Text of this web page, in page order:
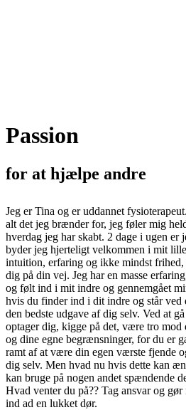
Passion
for at hjælpe andre
Jeg er Tina og er uddannet
alt det jeg brænder for, jeg føler mig
hverdag jeg har skabt. 2 dage i ugen er
byder jeg hjerteligt velkommen i mit
intuition, erfaring og ikke mindst
dig på din vej. Jeg har en masse
og følt ind i mit indre og gennemgået
hvis du finder ind i dit indre og står ved
den bedste udgave af dig selv. Ved at
optager dig, kigge på det, være tro
og dine egne begrænsninger, for du er
ramt af at være din egen værste fjende
dig selv. Men hvad nu hvis dette kan
kan bruge på nogen andet spændende
Hvad venter du på?? Tag ansvar og
ind ad en lukket dør.